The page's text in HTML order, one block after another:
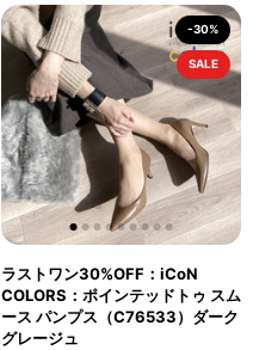
ラストワン30%OFF：iCoN
COLORS：ポインテッドトゥ スム
ース パンプス（C76533）ダーク
グレージュ
-30%
SALE